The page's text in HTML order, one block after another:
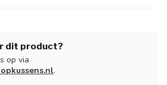
dit product?
op via
.